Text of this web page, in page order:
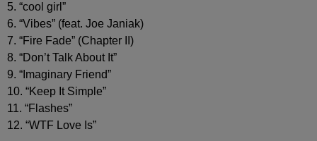
5. “cool girl”
6. “Vibes” (feat. Joe Janiak)
7. “Fire Fade” (Chapter II)
8. “Don’t Talk About It”
9. “Imaginary Friend”
10. “Keep It Simple”
11. “Flashes”
12. “WTF Love Is”